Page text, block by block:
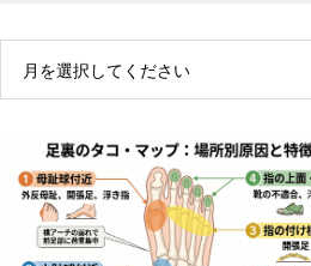
月を選択してください